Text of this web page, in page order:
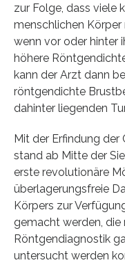
zur Folge, dass viele
menschlichen Körper
wenn vor oder hinter
höhere
kann der Arzt dann
röntgendichte
dahinter liegenden
Mit der Erfindung
stand ab Mitte der
erste revolutionäre
überlagerungsfreie
Körpers zur
gemacht werden,
Röntgendiagnostik
untersucht werden